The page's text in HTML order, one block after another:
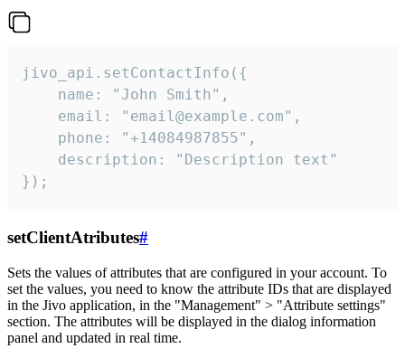
jivo_api.setContactInfo({
    name: "John Smith",
    email: "email@example.com",
    phone: "+14084987855",
    description: "Description text"
});
setClientAtributes#
Sets the values ​​of attributes that are configured in your account. To
set the values, you need to know the attribute IDs that are displayed
in the Jivo application, in the "Management" > "Attribute settings"
section. The attributes will be displayed in the dialog information
panel and updated in real time.